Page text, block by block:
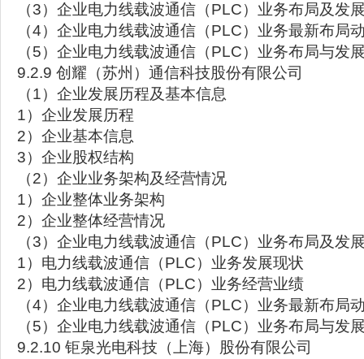
（3）企业电力线载波通信（PLC）业务布局及发
（4）企业电力线载波通信（PLC）业务最新布局
（5）企业电力线载波通信（PLC）业务布局与发
9.2.9 创耀（苏州）通信科技股份有限公司
（1）企业发展历程及基本信息
1）企业发展历程
2）企业基本信息
3）企业股权结构
（2）企业业务架构及经营情况
1）企业整体业务架构
2）企业整体经营情况
（3）企业电力线载波通信（PLC）业务布局及发
1）电力线载波通信（PLC）业务发展现状
2）电力线载波通信（PLC）业务经营业绩
（4）企业电力线载波通信（PLC）业务最新布局
（5）企业电力线载波通信（PLC）业务布局与发
9.2.10 钜泉光电科技（上海）股份有限公司